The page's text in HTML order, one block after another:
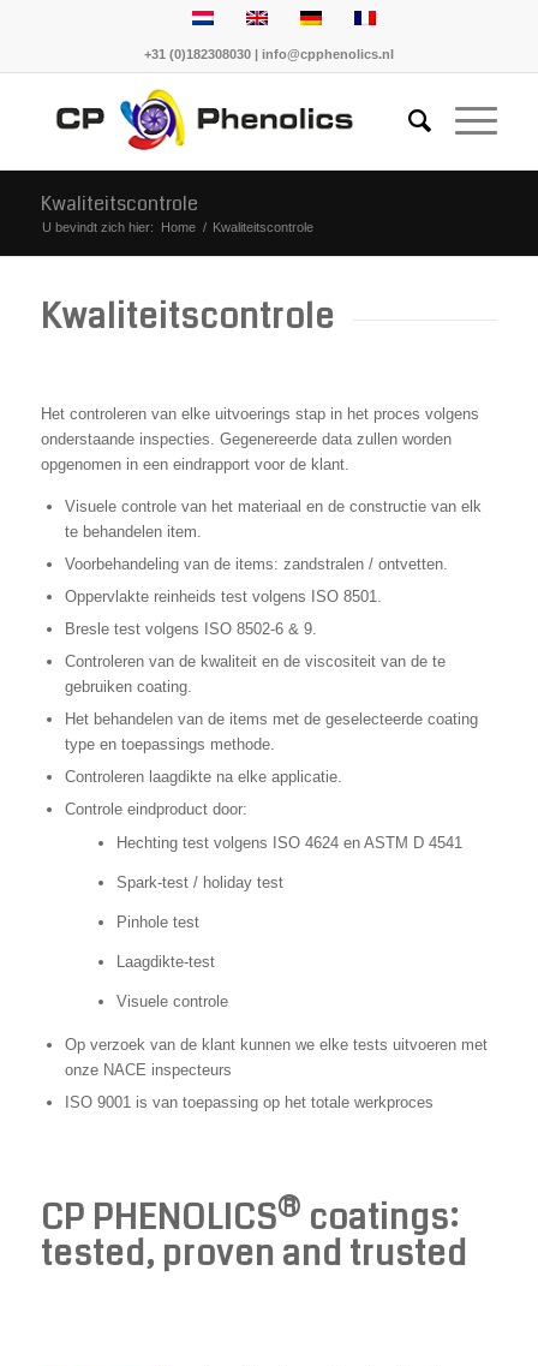
+31 (0)182308030 | info@cpphenolics.nl
Kwaliteitscontrole
U bevindt zich hier: Home / Kwaliteitscontrole
Kwaliteitscontrole
Het controleren van elke uitvoerings stap in het proces volgens
onderstaande inspecties. Gegenereerde data zullen worden
opgenomen in een eindrapport voor de klant.
Visuele controle van het materiaal en de constructie van elk
te behandelen item.
Voorbehandeling van de items: zandstralen / ontvetten.
Oppervlakte reinheids test volgens ISO 8501.
Bresle test volgens ISO 8502-6 & 9.
Controleren van de kwaliteit en de viscositeit van de te
gebruiken coating.
Het behandelen van de items met de geselecteerde coating
type en toepassings methode.
Controleren laagdikte na elke applicatie.
Controle eindproduct door:
Hechting test volgens ISO 4624 en ASTM D 4541
Spark-test / holiday test
Pinhole test
Laagdikte-test
Visuele controle
Op verzoek van de klant kunnen we elke tests uitvoeren met
onze NACE inspecteurs
ISO 9001 is van toepassing op het totale werkproces
CP PHENOLICS® coatings:
tested, proven and trusted